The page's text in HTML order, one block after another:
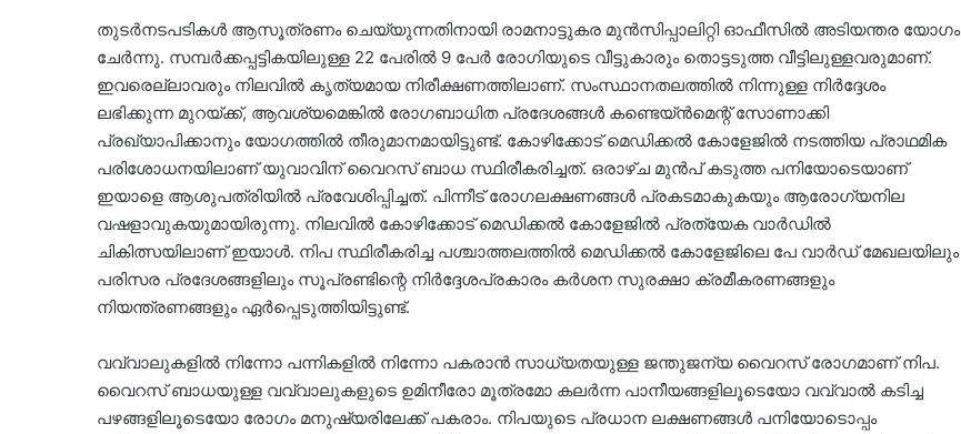
തുടർനടപടികൾ ആസൂത്രണം ചെയ്യുന്നതിനായി രാമനാട്ടുകര മുൻസിപ്പാലിറ്റി ഓഫീസിൽ അടിയന്തര യോഗം
ചേർന്നു. സമ്പർക്കപ്പട്ടികയിലുള്ള 22 പേരിൽ 9 പേർ രോഗിയുടെ വീട്ടുകാരും തൊട്ടടുത്ത വീട്ടിലുള്ളവരുമാണ്.
ഇവരെല്ലാവരും നിലവിൽ കൃത്യമായ നിരീക്ഷണത്തിലാണ്. സംസ്ഥാനതലത്തിൽ നിന്നുള്ള നിർദ്ദേശം
ലഭിക്കുന്ന മുറയ്ക്ക്, ആവശ്യമെങ്കിൽ രോഗബാധിത പ്രദേശങ്ങൾ കണ്ടെയ്ൻമെന്റ് സോണാക്കി
പ്രഖ്യാപിക്കാനും യോഗത്തിൽ തീരുമാനമായിട്ടുണ്ട്. കോഴിക്കോട് മെഡിക്കൽ കോളേജിൽ നടത്തിയ പ്രാഥമിക
പരിശോധനയിലാണ് യുവാവിന് വൈറസ് ബാധ സ്ഥിരീകരിച്ചത്. ഒരാഴ്ച മുൻപ് കടുത്ത പനിയോടെയാണ്
ഇയാളെ ആശുപത്രിയിൽ പ്രവേശിപ്പിച്ചത്. പിന്നീട് രോഗലക്ഷണങ്ങൾ പ്രകടമാകുകയും ആരോഗ്യനില
വഷളാവുകയുമായിരുന്നു. നിലവിൽ കോഴിക്കോട് മെഡിക്കൽ കോളേജിൽ പ്രത്യേക വാർഡിൽ
ചികിത്സയിലാണ് ഇയാൾ. നിപ സ്ഥിരീകരിച്ച പശ്ചാത്തലത്തിൽ മെഡിക്കൽ കോളേജിലെ പേ വാർഡ് മേഖലയിലും
പരിസര പ്രദേശങ്ങളിലും സൂപ്രണ്ടിന്റെ നിർദ്ദേശപ്രകാരം കർശന സുരക്ഷാ ക്രമീകരണങ്ങളും
നിയന്ത്രണങ്ങളും ഏർപ്പെടുത്തിയിട്ടുണ്ട്.
വവ്വാലുകളിൽ നിന്നോ പന്നികളിൽ നിന്നോ പകരാൻ സാധ്യതയുള്ള ജന്തുജന്യ വൈറസ് രോഗമാണ് നിപ.
വൈറസ് ബാധയുള്ള വവ്വാലുകളുടെ ഉമിനീരോ മൂത്രമോ കലർന്ന പാനീയങ്ങളിലൂടെയോ വവ്വാൽ കടിച്ച
പഴങ്ങളിലൂടെയോ രോഗം മനുഷ്യരിലേക്ക് പകരാം. നിപയുടെ പ്രധാന ലക്ഷണങ്ങൾ പനിയോടൊപ്പം